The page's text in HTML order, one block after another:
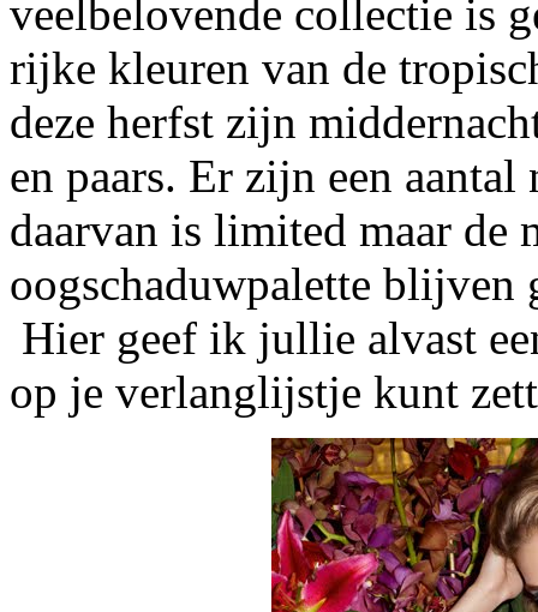
veelbelovende collectie is
rijke kleuren van de
deze herfst zijn
en paars. Er zijn een
daarvan is limited maar de
oogschaduwpalette
Hier geef ik jullie alvast
op je verlanglijstje kunt